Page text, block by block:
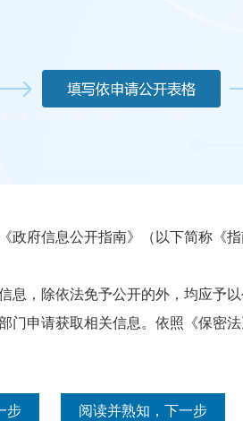
府信息公开指南》（以下简称《指
除依法免予公开的外，均应予以
申请获取相关信息。依照《保密
步 阅读并熟知，下一步